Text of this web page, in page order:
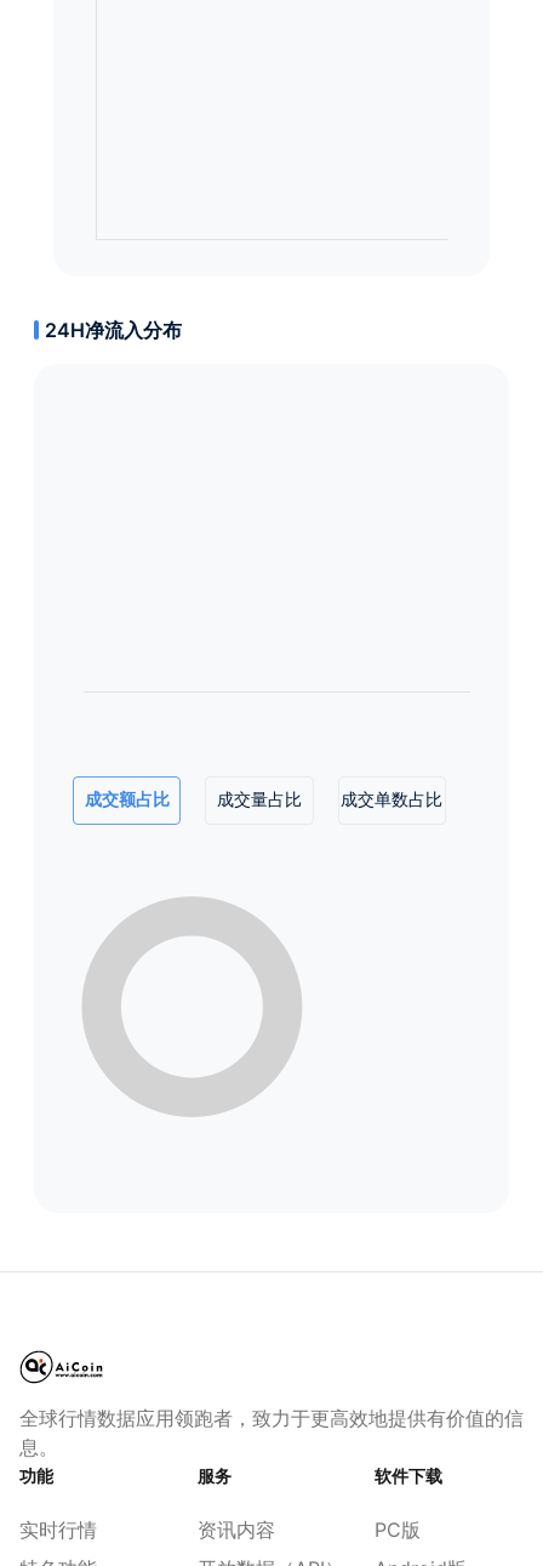
24H净流入分布
成交额占比 成交量占比 成交单数占比
全球行情数据应用领跑者，致力于更高效地提供有价值的信
息。
功能
实时行情
服务
资讯内容
软件下载
PC版